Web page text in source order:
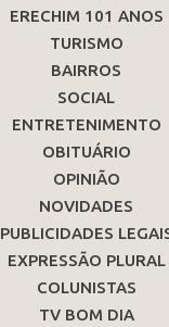
ERECHIM 101 ANOS
TURISMO
BAIRROS
SOCIAL
ENTRETENIMENTO
OBITUÁRIO
OPINIÃO
NOVIDADES
PUBLICIDADES
EXPRESSÃO PLURAL
COLUNISTAS
TV BOM DIA